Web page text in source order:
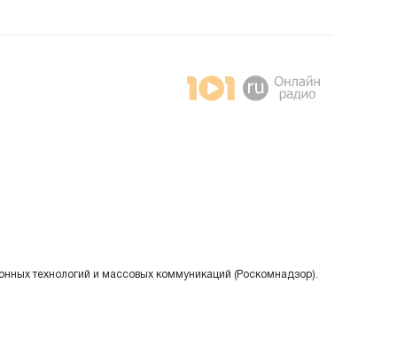
технологий и массовых коммуникаций (Роскомнадзор).